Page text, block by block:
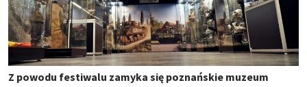
Z powodu festiwalu zamyka się poznańskie muzeum